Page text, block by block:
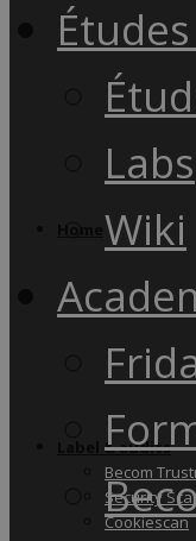
Label & audits
Becom
Security
Cookiescan
Labs
Wiki